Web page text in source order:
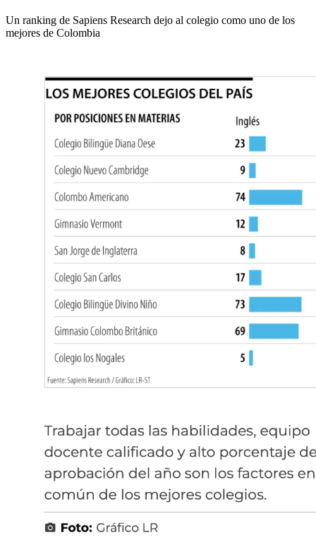
Un ranking de Sapiens Research dejo al colegio como uno de los
mejores de Colombia